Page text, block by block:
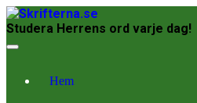
Studera Herrens ord varje dag!
Hem